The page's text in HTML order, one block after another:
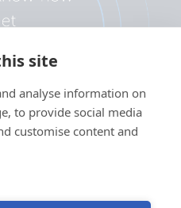
site
analyse information on
to provide social media
customise content and